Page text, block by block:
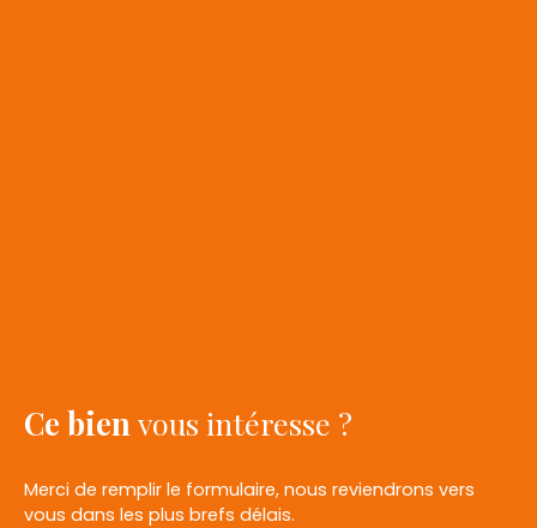
Ce bien vous intéresse ?
Merci de remplir le formulaire, nous reviendrons vers
vous dans les plus brefs délais.